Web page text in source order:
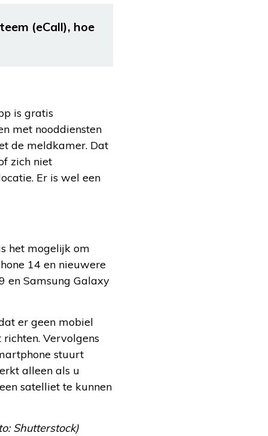
(eCall), hoe
is gratis
met nooddiensten
de meldkamer. Dat
zich niet
Er is wel een
het mogelijk om
14 en nieuwere
en Samsung Galaxy
er geen mobiel
Vervolgens
stuurt
alleen als u
satelliet te kunnen
Shutterstock)